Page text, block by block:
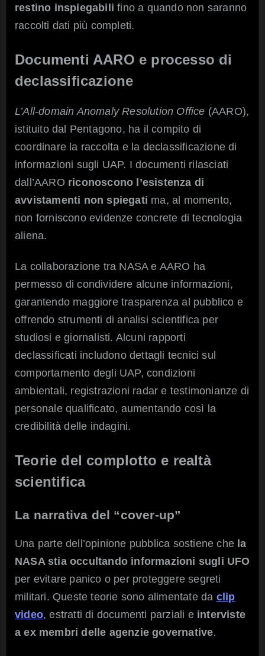
restino inspiegabili fino a quando non saranno
raccolti dati più completi.
Documenti AARO e processo di
declassificazione
L’All-domain Anomaly Resolution Office (AARO),
istituito dal Pentagono, ha il compito di
coordinare la raccolta e la declassificazione di
informazioni sugli UAP. I documenti rilasciati
dall’AARO riconoscono l’esistenza di
avvistamenti non spiegati ma, al momento,
non forniscono evidenze concrete di tecnologia
aliena.
La collaborazione tra NASA e AARO ha
permesso di condividere alcune informazioni,
garantendo maggiore trasparenza al pubblico e
offrendo strumenti di analisi scientifica per
studiosi e giornalisti. Alcuni rapporti
declassificati includono dettagli tecnici sul
comportamento degli UAP, condizioni
ambientali, registrazioni radar e testimonianze di
personale qualificato, aumentando così la
credibilità delle indagini.
Teorie del complotto e realtà
scientifica
La narrativa del “cover-up”
Una parte dell’opinione pubblica sostiene che la
NASA stia occultando informazioni sugli UFO
per evitare panico o per proteggere segreti
militari. Queste teorie sono alimentate da clip
video, estratti di documenti parziali e interviste
a ex membri delle agenzie governative.